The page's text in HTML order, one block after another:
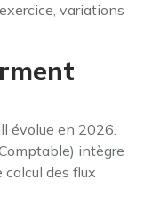
variations
évolue en 2026.
intègre
calcul des flux